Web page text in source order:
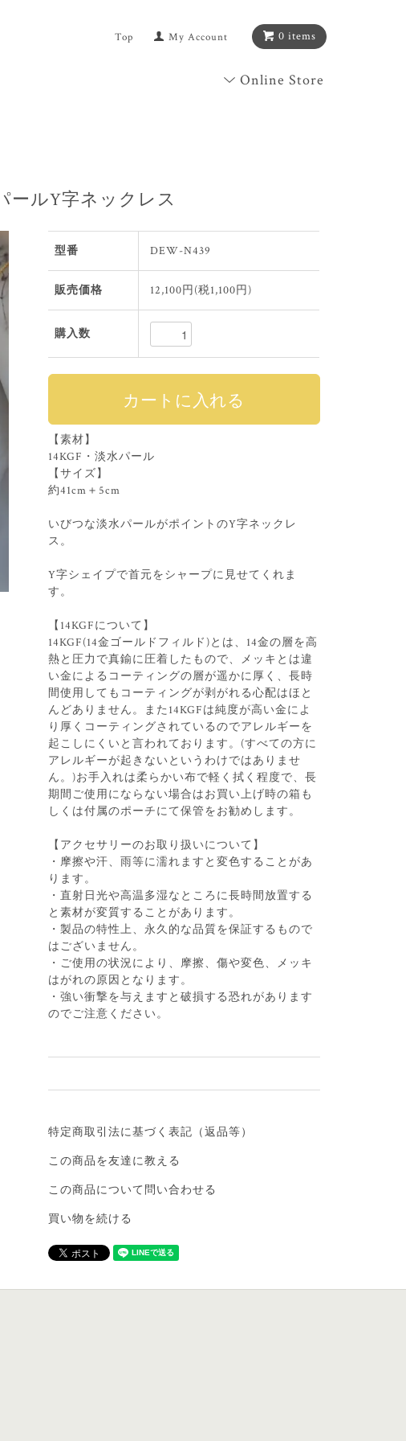
0 items
Top My Account
Online Store
ールY字ネックレス
型番 DEW-N439
販売価格 12,100円(税1,100円)
購入数
【素材】
14KGF・淡水パール
【サイズ】
約41cm＋5cm
いびつな淡水パールがポイントのY字ネックレ
ス。
Y字シェイプで首元をシャープに見せてくれま
す。
【14KGFについて】
14KGF(14金ゴールドフィルド)とは、14金の層を高
熱と圧力で真鍮に圧着したもので、メッキとは違
い金によるコーティングの層が遥かに厚く、長時
間使用してもコーティングが剥がれる心配はほと
んどありません。また14KGFは純度が高い金によ
り厚くコーティングされているのでアレルギーを
起こしにくいと言われております。(すべての方に
アレルギーが起きないというわけではありませ
ん。)お手入れは柔らかい布で軽く拭く程度で、長
期間ご使用にならない場合はお買い上げ時の箱も
しくは付属のポーチにて保管をお勧めします。
【アクセサリーのお取り扱いについて】
・摩擦や汗、雨等に濡れますと変色することがあ
ります。
・直射日光や高温多湿なところに長時間放置する
と素材が変質することがあります。
・製品の特性上、永久的な品質を保証するもので
はございません。
・ご使用の状況により、摩擦、傷や変色、メッキ
はがれの原因となります。
・強い衝撃を与えますと破損する恐れがあります
のでご注意ください。
特定商取引法に基づく表記（返品等）
この商品を友達に教える
この商品について問い合わせる
買い物を続ける